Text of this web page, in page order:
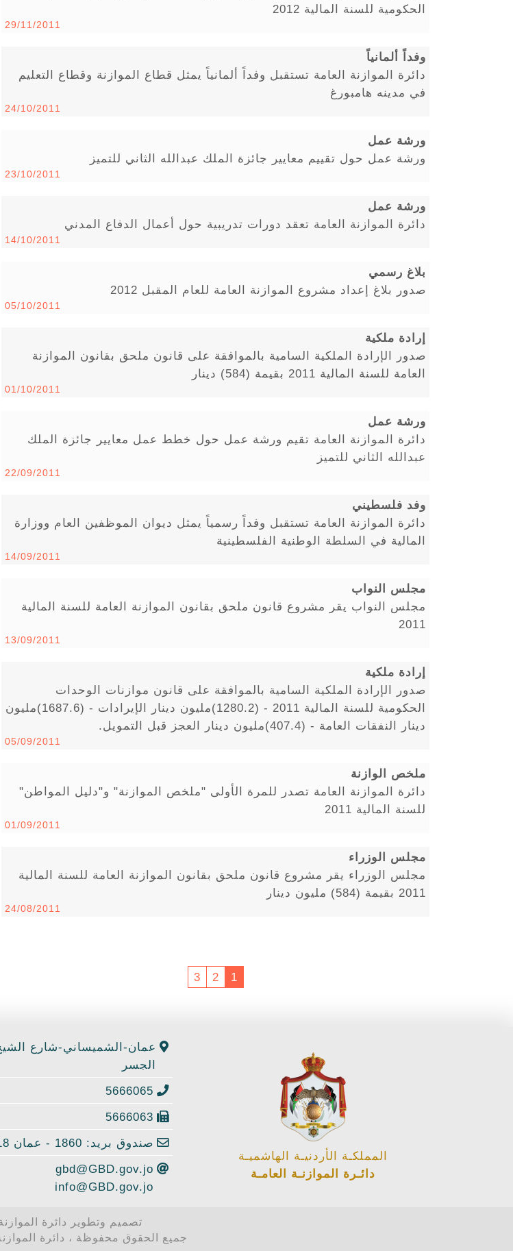
الحكومية للسنة المالية 2012
29/11/2011
وفداً ألمانياً
دائرة الموازنة العامة تستقبل وفداً ألمانياً يمثل قطاع الموازنة وقطاع التعليم
في مدينه هامبورغ
24/10/2011
ورشة عمل
ورشة عمل حول تقييم معايير جائزة الملك عبدالله الثاني للتميز
23/10/2011
ورشة عمل
دائرة الموازنة العامة تعقد دورات تدريبية حول أعمال الدفاع المدني
14/10/2011
بلاغ رسمي
صدور بلاغ إعداد مشروع الموازنة العامة للعام المقبل 2012
05/10/2011
إرادة ملكية
صدور الإرادة الملكية السامية بالموافقة على قانون ملحق بقانون الموازنة
العامة للسنة المالية 2011 بقيمة (584) دينار
01/10/2011
ورشة عمل
دائرة الموازنة العامة تقيم ورشة عمل حول خطط عمل معايير جائزة الملك
عبدالله الثاني للتميز
22/09/2011
وفد فلسطيني
دائرة الموازنة العامة تستقبل وفداً رسمياً يمثل ديوان الموظفين العام ووزارة
المالية في السلطة الوطنية الفلسطينية
14/09/2011
مجلس النواب
مجلس النواب يقر مشروع قانون ملحق بقانون الموازنة العامة للسنة المالية
2011
13/09/2011
إرادة ملكية
صدور الإرادة الملكية السامية بالموافقة على قانون موازنات الوحدات
الحكومية للسنة المالية 2011 - (1280.2)مليون دينار الإيرادات - (1687.6)مليون
دينار النفقات العامة - (407.4)مليون دينار العجز قبل التمويل.
05/09/2011
ملخص الوازنة
دائرة الموازنة العامة تصدر للمرة الأولى "ملخص الموازنة" و"دليل المواطن"
للسنة المالية 2011
01/09/2011
مجلس الوزراء
مجلس الوزراء يقر مشروع قانون ملحق بقانون الموازنة العامة للسنة المالية
2011 بقيمة (584) مليون دينار
24/08/2011
1
2
3
المملكـة الأردنيـة الهاشميـة
دائـرة الموازنـة العامـة
عمان-الشميساني-شارع
الجسر
5666065
5666063
صندوق بريد: 1860 - عمان 11118
gbd@GBD.gov.jo
info@GBD.gov.jo
تصميم وتطوير دائرة
جميع الحقوق محفوظة ، دائرة الموازنة